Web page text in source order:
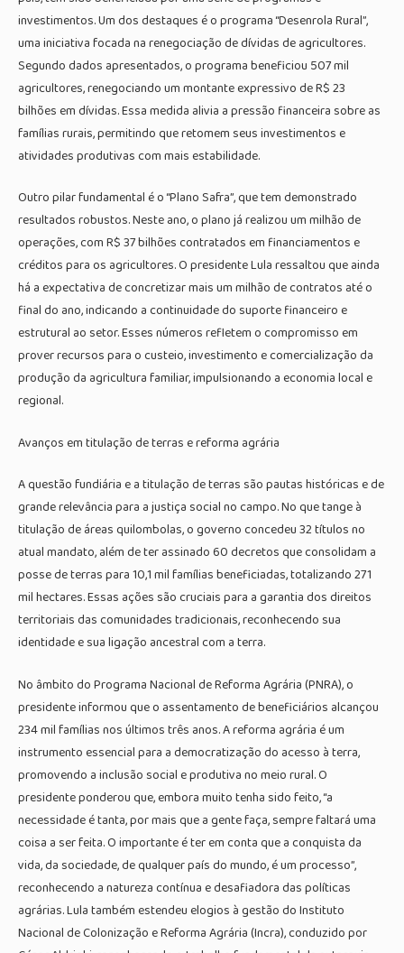
investimentos. Um dos destaques é o programa “Desenrola Rural”,
uma iniciativa focada na renegociação de dívidas de agricultores.
Segundo dados apresentados, o programa beneficiou 507 mil
agricultores, renegociando um montante expressivo de R$ 23
bilhões em dívidas. Essa medida alivia a pressão financeira sobre as
famílias rurais, permitindo que retomem seus investimentos e
atividades produtivas com mais estabilidade.
Outro pilar fundamental é o “Plano Safra”, que tem demonstrado
resultados robustos. Neste ano, o plano já realizou um milhão de
operações, com R$ 37 bilhões contratados em financiamentos e
créditos para os agricultores. O presidente Lula ressaltou que ainda
há a expectativa de concretizar mais um milhão de contratos até o
final do ano, indicando a continuidade do suporte financeiro e
estrutural ao setor. Esses números refletem o compromisso em
prover recursos para o custeio, investimento e comercialização da
produção da agricultura familiar, impulsionando a economia local e
regional.
Avanços em titulação de terras e reforma agrária
A questão fundiária e a titulação de terras são pautas históricas e de
grande relevância para a justiça social no campo. No que tange à
titulação de áreas quilombolas, o governo concedeu 32 títulos no
atual mandato, além de ter assinado 60 decretos que consolidam a
posse de terras para 10,1 mil famílias beneficiadas, totalizando 271
mil hectares. Essas ações são cruciais para a garantia dos direitos
territoriais das comunidades tradicionais, reconhecendo sua
identidade e sua ligação ancestral com a terra.
No âmbito do Programa Nacional de Reforma Agrária (PNRA), o
presidente informou que o assentamento de beneficiários alcançou
234 mil famílias nos últimos três anos. A reforma agrária é um
instrumento essencial para a democratização do acesso à terra,
promovendo a inclusão social e produtiva no meio rural. O
presidente ponderou que, embora muito tenha sido feito, “a
necessidade é tanta, por mais que a gente faça, sempre faltará uma
coisa a ser feita. O importante é ter em conta que a conquista da
vida, da sociedade, de qualquer país do mundo, é um processo”,
reconhecendo a natureza contínua e desafiadora das políticas
agrárias. Lula também estendeu elogios à gestão do Instituto
Nacional de Colonização e Reforma Agrária (Incra), conduzido por